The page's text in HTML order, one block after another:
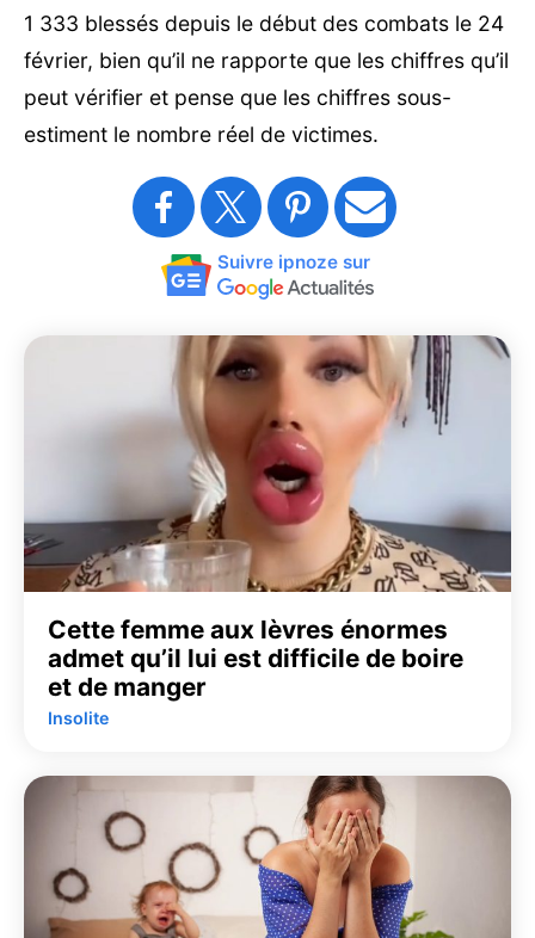
1 333 blessés depuis le début des combats le 24
février, bien qu’il ne rapporte que les chiffres qu’il
peut vérifier et pense que les chiffres sous-
estiment le nombre réel de victimes.
Suivre ipnoze sur
Cette femme aux lèvres énormes
admet qu’il lui est difficile de boire
et de manger
Insolite